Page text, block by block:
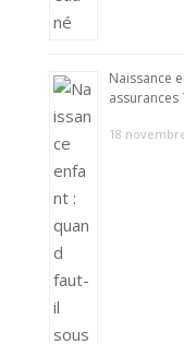
Naissance
assurances
18